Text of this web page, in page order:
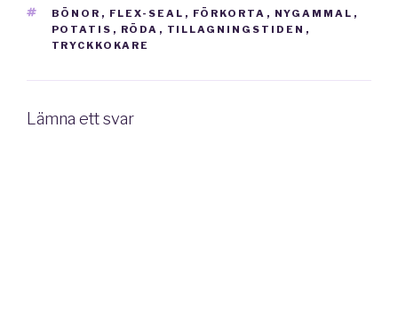
TAGGAR
BÖNOR , FLEX-SEAL , FÖRKORTA , NYGAMMAL ,
POTATIS , RÖDA , TILLAGNINGSTIDEN ,
TRYCKKOKARE
Lämna ett svar